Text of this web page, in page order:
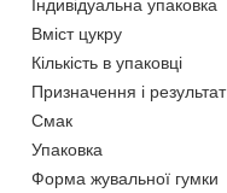
Індивідуальна упаковка
Вміст цукру
Кількість в упаковці
Призначення і результат
Смак
Упаковка
Форма жувальної гумки